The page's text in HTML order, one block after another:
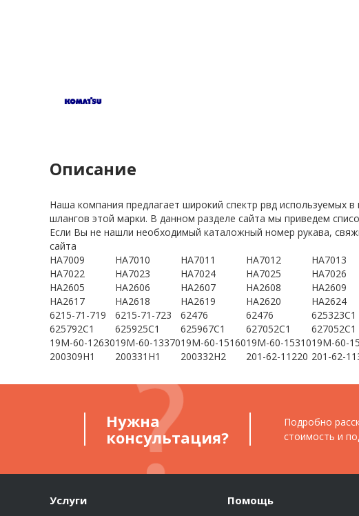
Описание
Наша компания предлагает широкий спектр рвд используемых
шлангов этой марки. В данном разделе сайта мы приведем
Если Вы не нашли необходимый каталожный номер рукава,
сайта
HA7009
HA7010 HA7011 HA7012 HA7013
HA7022
HA7023 HA7024 HA7025 HA7026
HA2605
HA2606 HA2607 HA2608 HA2609
HA2617
HA2618 HA2619 HA2620 HA2624
6215-71-719
6215-71-723 62476 62476 625323C1
625792C1
625925C1 625967C1 627052C1 627052C1
19M-60-1263019M-60-1337019M-60-1516019M-60-1531019M-60-
200309H1
200331H1 200332H2 201-62-11220 201-62-
Нужна
консультация?
Подробно
стоимость и
Услуги Помощь